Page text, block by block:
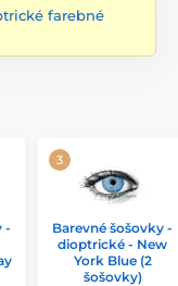
farebné
-
Barevné šošovky -
dioptrické - New
York Blue (2
šošovky)